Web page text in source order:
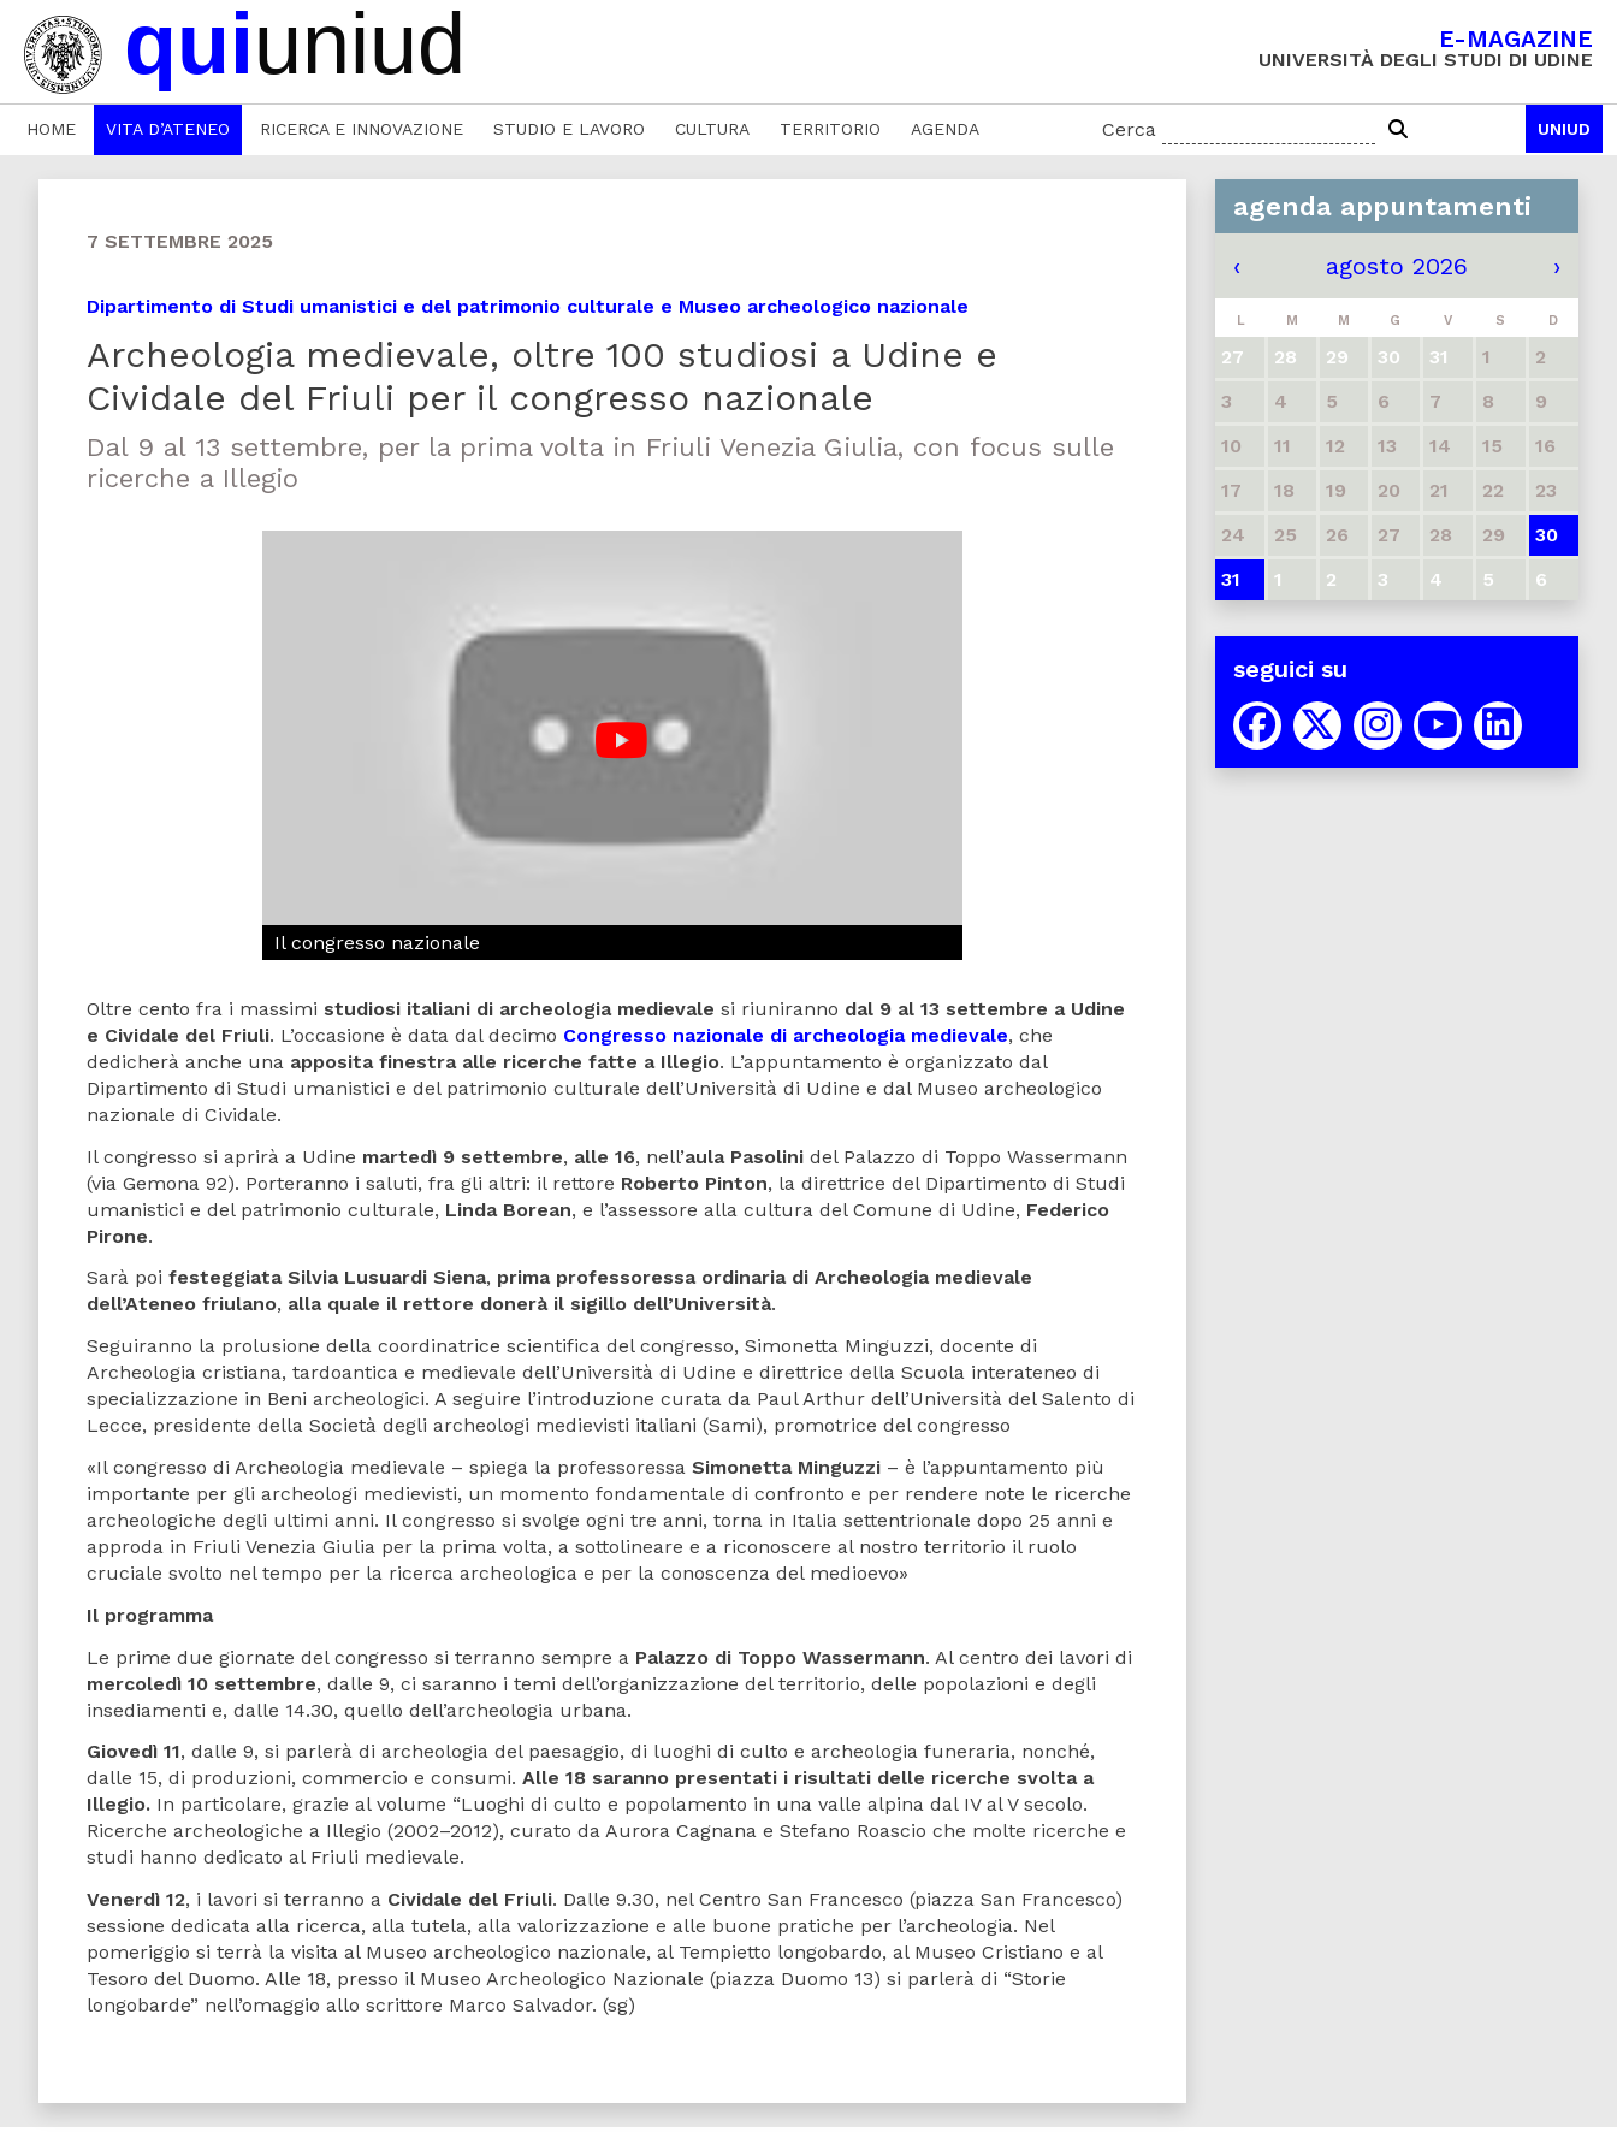
E-MAGAZINE
UNIVERSITÀ DEGLI STUDI DI UDINE
HOME VITA D’ATENEO RICERCA E INNOVAZIONE STUDIO E LAVORO CULTURA TERRITORIO AGENDA Cerca UNIUD
7 SETTEMBRE 2025
Dipartimento di Studi umanistici e del patrimonio culturale e Museo archeologico nazionale
Archeologia medievale, oltre 100 studiosi a Udine e
Cividale del Friuli per il congresso nazionale
Dal 9 al 13 settembre, per la prima volta in Friuli Venezia Giulia, con focus sulle
ricerche a Illegio
Il congresso nazionale
Oltre cento fra i massimi studiosi italiani di archeologia medievale si riuniranno dal 9 al 13 settembre a Udine
e Cividale del Friuli. L’occasione è data dal decimo Congresso nazionale di archeologia medievale, che
dedicherà anche una apposita finestra alle ricerche fatte a Illegio. L’appuntamento è organizzato dal
Dipartimento di Studi umanistici e del patrimonio culturale dell’Università di Udine e dal Museo archeologico
nazionale di Cividale.
Il congresso si aprirà a Udine martedì 9 settembre, alle 16, nell’aula Pasolini del Palazzo di Toppo Wassermann
(via Gemona 92). Porteranno i saluti, fra gli altri: il rettore Roberto Pinton, la direttrice del Dipartimento di Studi
umanistici e del patrimonio culturale, Linda Borean, e l’assessore alla cultura del Comune di Udine, Federico
Pirone.
Sarà poi festeggiata Silvia Lusuardi Siena, prima professoressa ordinaria di Archeologia medievale
dell’Ateneo friulano, alla quale il rettore donerà il sigillo dell’Università.
Seguiranno la prolusione della coordinatrice scientifica del congresso, Simonetta Minguzzi, docente di
Archeologia cristiana, tardoantica e medievale dell’Università di Udine e direttrice della Scuola interateneo di
specializzazione in Beni archeologici. A seguire l’introduzione curata da Paul Arthur dell’Università del Salento di
Lecce, presidente della Società degli archeologi medievisti italiani (Sami), promotrice del congresso
«Il congresso di Archeologia medievale – spiega la professoressa Simonetta Minguzzi – è l’appuntamento più
importante per gli archeologi medievisti, un momento fondamentale di confronto e per rendere note le ricerche
archeologiche degli ultimi anni. Il congresso si svolge ogni tre anni, torna in Italia settentrionale dopo 25 anni e
approda in Friuli Venezia Giulia per la prima volta, a sottolineare e a riconoscere al nostro territorio il ruolo
cruciale svolto nel tempo per la ricerca archeologica e per la conoscenza del medioevo»
Il programma
Le prime due giornate del congresso si terranno sempre a Palazzo di Toppo Wassermann. Al centro dei lavori di
mercoledì 10 settembre, dalle 9, ci saranno i temi dell’organizzazione del territorio, delle popolazioni e degli
insediamenti e, dalle 14.30, quello dell’archeologia urbana.
Giovedì 11, dalle 9, si parlerà di archeologia del paesaggio, di luoghi di culto e archeologia funeraria, nonché,
dalle 15, di produzioni, commercio e consumi. Alle 18 saranno presentati i risultati delle ricerche svolta a
Illegio. In particolare, grazie al volume “Luoghi di culto e popolamento in una valle alpina dal IV al V secolo.
Ricerche archeologiche a Illegio (2002–2012), curato da Aurora Cagnana e Stefano Roascio che molte ricerche e
studi hanno dedicato al Friuli medievale.
Venerdì 12, i lavori si terranno a Cividale del Friuli. Dalle 9.30, nel Centro San Francesco (piazza San Francesco)
sessione dedicata alla ricerca, alla tutela, alla valorizzazione e alle buone pratiche per l’archeologia. Nel
pomeriggio si terrà la visita al Museo archeologico nazionale, al Tempietto longobardo, al Museo Cristiano e al
Tesoro del Duomo. Alle 18, presso il Museo Archeologico Nazionale (piazza Duomo 13) si parlerà di “Storie
longobarde” nell’omaggio allo scrittore Marco Salvador. (sg)
agenda appuntamenti
‹ agosto 2026 ›
L M M G V S D
27 28 29 30 31 1
2
3
4 5 6 7 8
9
10
11 12 13 14 15
16
17
18 19 20 21 22
23
24
25 26 27 28 29
30
31
1 2 3 4 5 6
seguici su